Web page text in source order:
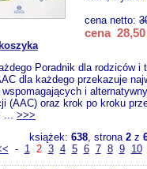
cena netto:
cena 28,50
Poradnik dla rodziców i
dla każdego przekazuje
i
(AAC) oraz krok po kroku
... >>>
książek: 638, strona 2z
- 1 2 3 4 5 6 7 8 9 10